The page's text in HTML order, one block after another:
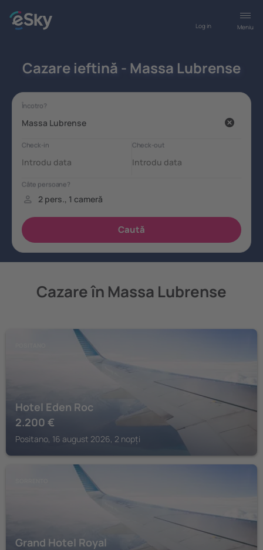
Meniu
Log in
Cazare ieftină - Massa Lubrense
Cazare în Massa Lubrense
Hotel Eden Roc
2.200 €
Positano, 16 august 2026, 2 nopți
Grand Hotel Royal